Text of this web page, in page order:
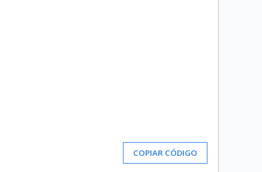
COPIAR CÓDIGO